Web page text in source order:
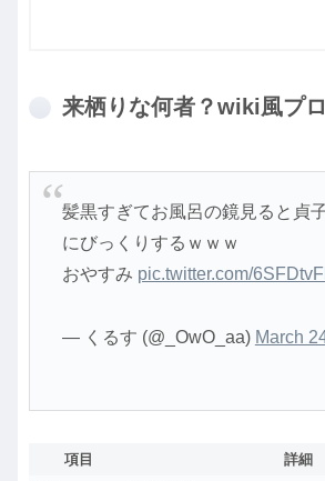
来栖りな何者？wiki風プ
髪黒すぎてお風呂の鏡見ると貞
にびっくりするｗｗｗ
おやすみ pic.twitter.com/
— くるす (@_OwO_aa) March
項目
詳細